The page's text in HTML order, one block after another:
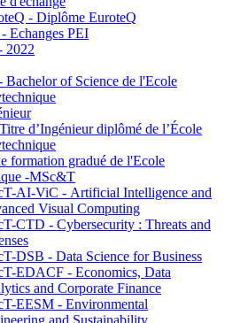
- Diplôme EuroteQ
Echanges PEI
2022
Bachelor of Science de l'Ecole
d’Ingénieur diplômé de l’École
formation gradué de l'Ecole
-MSc&T
AI-ViC - Artificial Intelligence and
Visual Computing
CTD - Cybersecurity : Threats and
DSB - Data Science for Business
EDACF - Economics, Data
and Corporate Finance
EESM - Environmental
and Sustainability